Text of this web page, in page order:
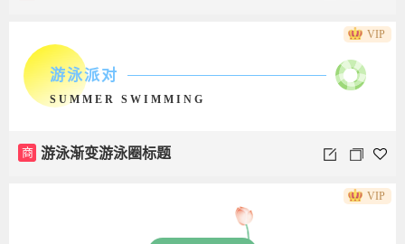
游泳派对
SUMMER SWIMMING
商 游泳渐变游泳圈标题
VIP
VIP